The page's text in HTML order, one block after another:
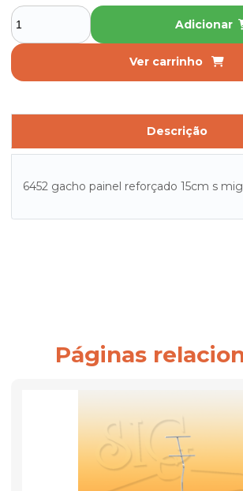
Adicionar
Ver carrinho
Descrição
6452 gacho painel reforçado 15cm s mig
Páginas